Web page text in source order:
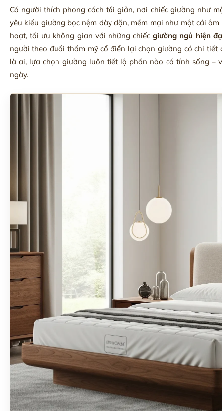
Có người thích phong cách tối giản, nơi chiếc giường như
yêu kiểu giường bọc nệm dày dặn, mềm mại như một cái
hoạt, tối ưu không gian với những chiếcgiường ngủ hiện
người theo đuổi thẩm mỹ cổ điển lại chọn giường có chi
là ai, lựa chọn giường luôn tiết lộ phần nào cá tính sống
ngày.